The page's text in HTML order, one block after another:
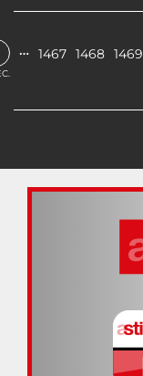
… 1467 1468 1469